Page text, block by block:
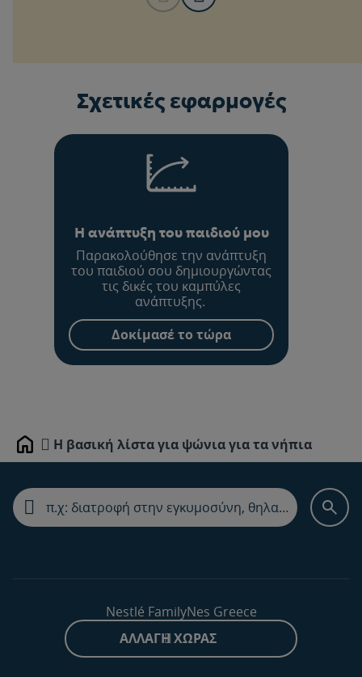
Σχετικές εφαρμογές
Η ανάπτυξη του παιδιού μου
Παρακολούθησε την ανάπτυξη
του παιδιού σου δημιουργώντας
τις δικές του καμπύλες
ανάπτυξης.
Δοκίμασέ το τώρα
Home Η βασική λίστα για ψώνια για τα νήπια
Nestlé FamilyNes Greece
ΑΛΛΑΓΉ ΧΏΡΑΣ